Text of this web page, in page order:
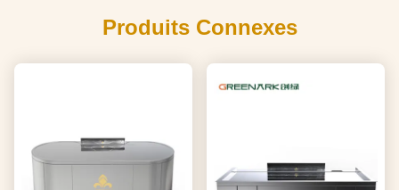
Produits Connexes